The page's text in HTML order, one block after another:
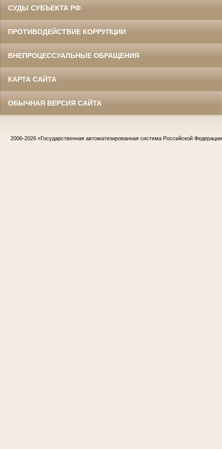
СУДЫ СУБЪЕКТА РФ
ПРОТИВОДЕЙСТВИЕ КОРРУПЦИИ
ВНЕПРОЦЕССУАЛЬНЫЕ ОБРАЩЕНИЯ
КАРТА САЙТА
ОБЫЧНАЯ ВЕРСИЯ САЙТА
2006-2026 «Государственная автоматизированная система Российской